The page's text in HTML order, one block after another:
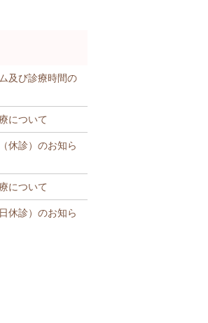
及び診療時間の
について
休診）のお知ら
について
休診）のお知ら